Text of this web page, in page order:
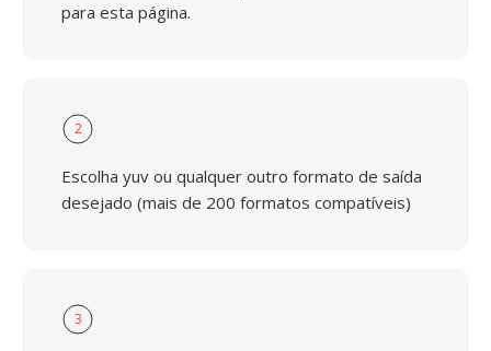
para esta página.
2
Escolha yuv ou qualquer outro formato de saída
desejado (mais de 200 formatos compatíveis)
3